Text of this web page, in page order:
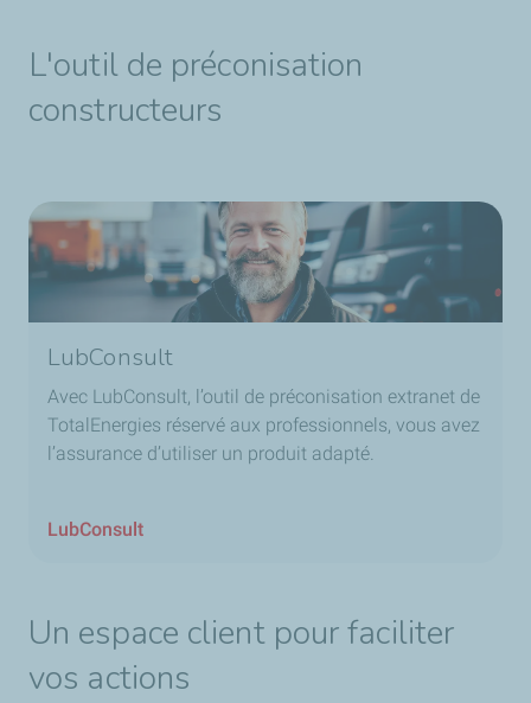
L'outil de préconisation
constructeurs
LubConsult
Avec LubConsult, l’outil de préconisation extranet de
TotalEnergies réservé aux professionnels, vous avez
l’assurance d’utiliser un produit adapté.
LubConsult
Un espace client pour faciliter
vos actions